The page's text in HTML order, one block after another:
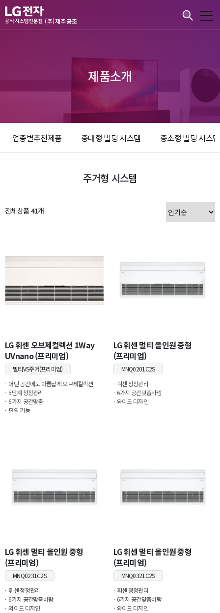
본문바로가기
(주)제주공조
제품소개
업종별추천제품 중대형 빌딩 시스템 중소형 빌딩 시스템
주거형 시스템
전체상품 41개
LG 휘센 오브제컬렉션 1Way
UVnano (프리미엄)
멀티VS주거(프리미엄)
어떤 공간에도 아름답게 오브제컬렉션
5단계 청정관리
6가지 공간맞춤
편의 기능
LG 휘센 멀티 올인원 중형
(프리미엄)
MNQ0201C2S
휘센 청정관리
6가지 공간맞춤바람
와이드 디자인
LG 휘센 멀티 올인원 중형
(프리미엄)
MNQ0231C2S
휘센 청정관리
6가지 공간맞춤바람
와이드 디자인
LG 휘센 멀티 올인원 중형
(프리미엄)
MNQ0321C2S
휘센 청정관리
6가지 공간맞춤바람
와이드 디자인